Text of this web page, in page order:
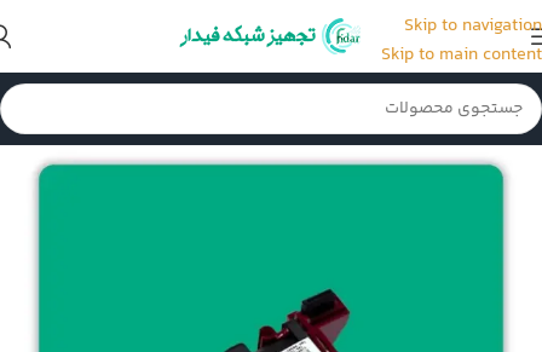
Skip to navigation
Skip to main content
خانه/فن سرور